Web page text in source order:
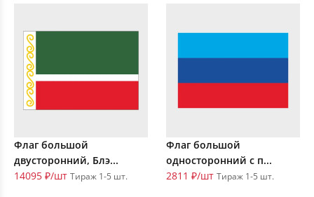
Флаг большой
двусторонний, Блэ...
14095 ₽/шт Тираж 1-5 шт.
Флаг большой
односторонний с п...
2811 ₽/шт Тираж 1-5 шт.